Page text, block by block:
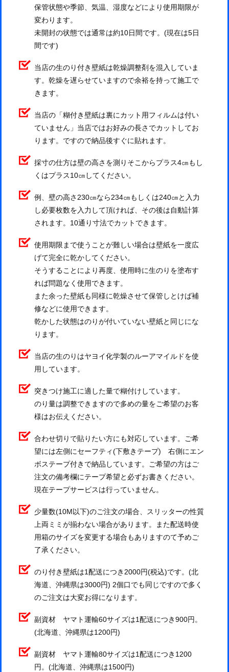
保管状態や季節、気温、湿度などにより使用期限が
変わります。
未開封の状態では通常は約10日間です。(現在は5日
間です)
当店の生のり付き壁紙は乾燥調整剤を混入していま
す。乾燥を遅らせていますので余裕を持って施工で
きます。
当店の「糊付き壁紙は裏にカット用フィルムは付い
ていません」当店ではお好みの長さでカットしてお
ります。ですので納品後すぐに貼れます。
採寸の仕方は壁の高さを測りそこからプラス4㎝もし
くはプラス10㎝してください。
例、壁の高さ230㎝なら234㎝もしくは240㎝と入力
し必要枚数を入力して頂ければ、その後は自動計算
されます。10通り寸法でカットできます。
使用期限まで使うことが難しい場合は壁紙を一度広
げて完全に乾かしてください。
そうすることにより再度、使用時に生のりを塗布す
れば問題なく使用できます。
また余った壁紙も同様に乾燥させて保管しとけば補
修などに使用できます。
乾かした状態はのりが付いていない壁紙と同じにな
ります。
当店の生のりはヤヨイ化学製のルーアマイルドを使
用しています。
突きつけ施工に適した量で糊付けしています。
のり量は調整できますので多めの量をご希望のお客
様はお伝えください。
合わせ切りで貼りたい方にも対応しています。ご希
望には左側にセーフティ(下敷きテープ) 右側にエン
ボステープ付きで納品しています。ご希望の方はご
注文の備考欄にテープ希望と必ずお書きください。
現在テープサービスは行っていません。
少量数(10M以下)のご注文の場合、スリッターの性質
上両ミミが揃わない場合があります。また配送時使
用箱のサイズを変更する場合もありますのて予めご
了承ください。
のり付き壁紙は1配送につき2000円(税込)です。(北
海道、沖縄県は3000円) 2個口でも同じですので多く
のご注文は大変お得になります。
副資材 ヤマト運輸60サイズは1配送につき900円。
(北海道、沖縄県は1200円)
副資材 ヤマト運輸80サイズは1配送につき1200
円。(北海道、沖縄県は1500円)